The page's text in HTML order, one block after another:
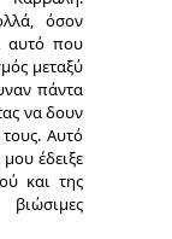
όσον
αυτό που
μεταξύ
πάντα
να δουν
τους. Αυτό
έδειξε
και της